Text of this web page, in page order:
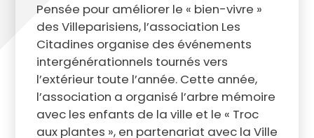
Pensée pour améliorer le « bien-vivre »
des Villeparisiens, l’association Les
Citadines organise des événements
intergénérationnels tournés vers
l’extérieur toute l’année. Cette année,
l’association a organisé l’arbre mémoire
avec les enfants de la ville et le « Troc
aux plantes », en partenariat avec la Ville